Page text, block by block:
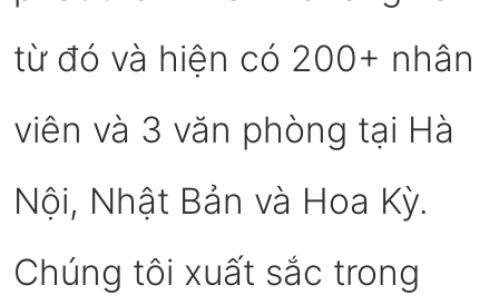
từ đó và hiện có 200+ nhân
viên và 3 văn phòng tại Hà
Nội, Nhật Bản và Hoa Kỳ.
Chúng tôi xuất sắc trong